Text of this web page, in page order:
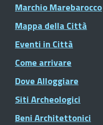
Marchio Marebarocco
Mappa della Città
Eventi in Città
Come arrivare
Dove Alloggiare
Siti Archeologici
Beni Architettonici